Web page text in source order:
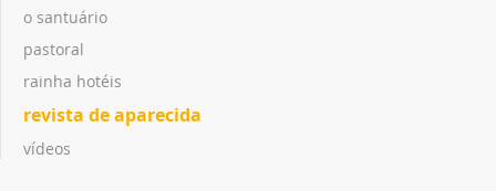
o santuário
pastoral
rainha hotéis
revista de aparecida
vídeos